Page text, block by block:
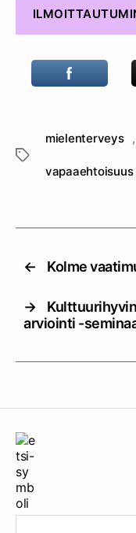
Avainsanat
mielenterveys ,
vapaaehtoisuus
← Kolme
→
arviointi -